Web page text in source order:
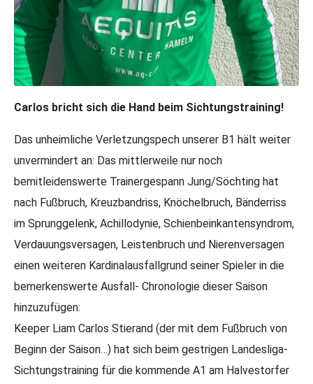
Carlos bricht sich die Hand beim Sichtungstraining!
Das unheimliche Verletzungspech unserer B1 hält weiter
unvermindert an: Das mittlerweile nur noch
bemitleidenswerte Trainergespann Jung/Söchting hat
nach Fußbruch, Kreuzbandriss, Knöchelbruch, Bänderriss
im Sprunggelenk, Achillodynie, Schienbeinkantensyndrom,
Verdauungsversagen, Leistenbruch und Nierenversagen
einen weiteren Kardinalausfallgrund seiner Spieler in die
bemerkenswerte Ausfall- Chronologie dieser Saison
hinzuzufügen:
Keeper Liam Carlos Stierand (der mit dem Fußbruch von
Beginn der Saison…) hat sich beim gestrigen Landesliga-
Sichtungstraining für die kommende A1 am Halvestorfer